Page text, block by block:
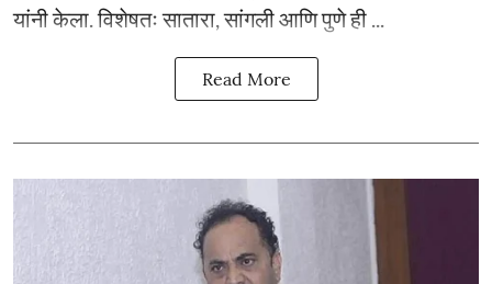
यांनी केला. विशेषतः सातारा, सांगली आणि पुणे ही ...
Read More